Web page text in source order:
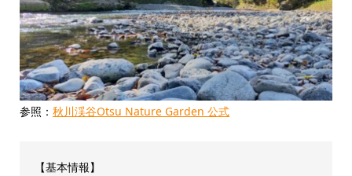
参照： 秋川渓谷Otsu Nature Garden 公式
【基本情報】